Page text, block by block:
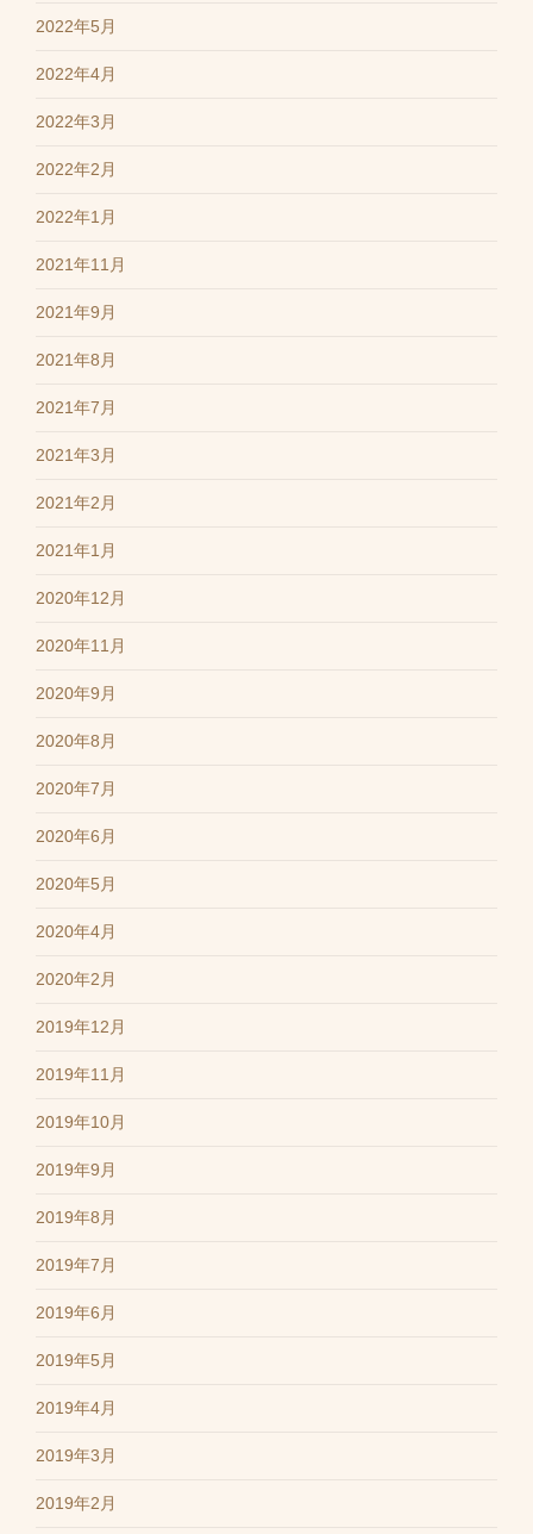
2022年5月
2022年4月
2022年3月
2022年2月
2022年1月
2021年11月
2021年9月
2021年8月
2021年7月
2021年3月
2021年2月
2021年1月
2020年12月
2020年11月
2020年9月
2020年8月
2020年7月
2020年6月
2020年5月
2020年4月
2020年2月
2019年12月
2019年11月
2019年10月
2019年9月
2019年8月
2019年7月
2019年6月
2019年5月
2019年4月
2019年3月
2019年2月